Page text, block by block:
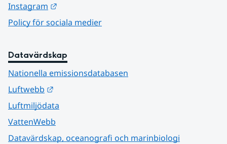
Instagram
Policy för sociala medier
Datavärdskap
Nationella emissionsdatabasen
Luftwebb
Luftmiljödata
VattenWebb
Datavärdskap, oceanografi och marinbiologi